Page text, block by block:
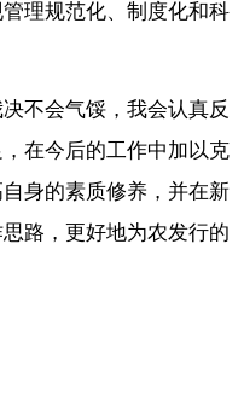
理规范化、制度化和科
不会气馁，我会认真反
在今后的工作中加以克
身的素质修养，并在新
路，更好地为农发行的